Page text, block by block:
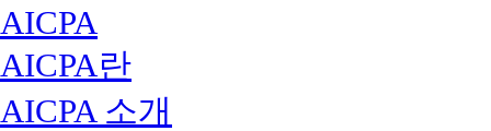
AICPA
AICPA란
AICPA 소개